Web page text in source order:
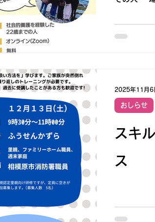
内QRコ
１７日（月
スキ
ス
おしらせ
2025年11月6